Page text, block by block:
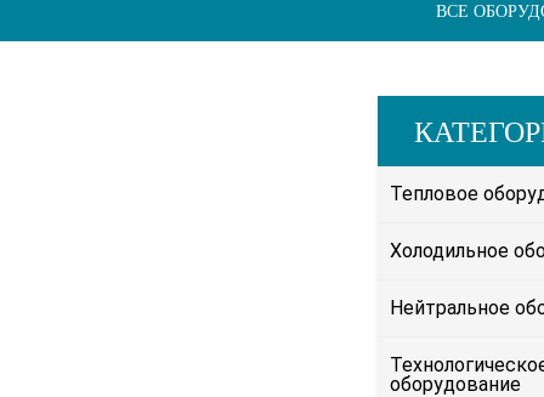
ВСЕ
Тепловое
Холодильное
Нейтральное
оборудование